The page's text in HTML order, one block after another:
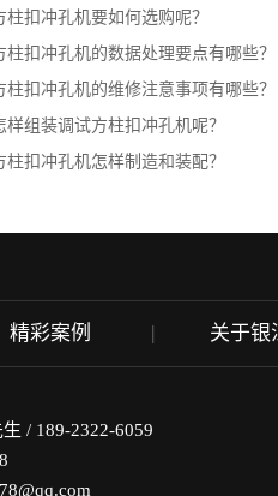
柱扣冲孔机要如何选购呢？
柱扣冲孔机的数据处理要点有哪些？
柱扣冲孔机的维修注意事项有哪些？
样组装调试方柱扣冲孔机呢？
柱扣冲孔机怎样制造和装配？
精彩案例 关于银
/ 189-2322-6059